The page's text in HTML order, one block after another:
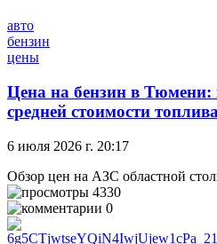
авто
бензин
цены
Цена на бензин в Тюмени:
средней стоимости
6 июля 2026 г. 20:17
Обзор цен на АЗС областной
4330
0